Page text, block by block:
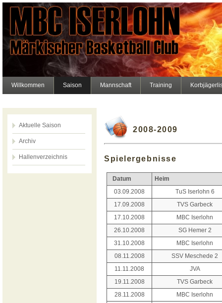
Willkommen Saison Mannschaft Training
Aktuelle Saison
Archiv
Hallenverzeichnis
2008-2009
Spielergebnisse
Datum
Heim
03.09.2008
TuS Iserlohn 6
17.09.2008
TVS Garbeck
17.10.2008
MBC Iserlohn
26.10.2008
SG Hemer 2
31.10.2008
MBC Iserlohn
08.11.2008
SSV Meschede 2
11.11.2008
JVA
19.11.2008
TVS Garbeck
28.11.2008
MBC Iserlohn